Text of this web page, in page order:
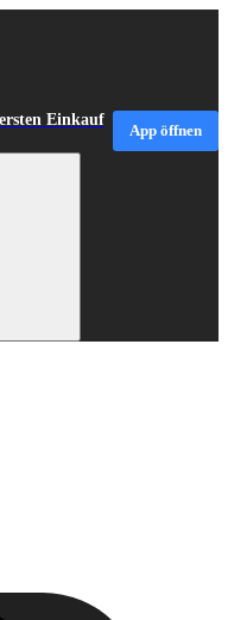
Einkauf
App öffnen